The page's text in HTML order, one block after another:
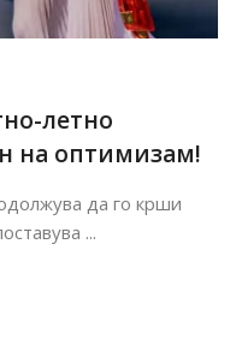
летно
на оптимизам!
да го крши
...